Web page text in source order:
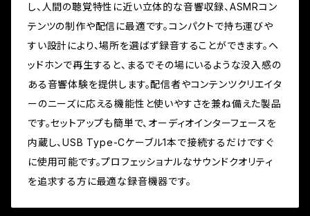
し、人間の聴覚特性に近い立体的な音響収録、ASMRコン
テンツの制作や配信に最適です。コンパクトで持ち運びや
すい設計により、場所を選ばず録音することができます。ヘ
ッドホンで再生すると、まるでその場にいるような没入感の
ある音響体験を提供します。配信者やコンテンツクリエイタ
ーのニーズに応える機能性と使いやすさを兼ね備えた製品
です。セットアップも簡単で、オーディオインターフェースを
内蔵し、USB Type-Cケーブル1本で接続するだけですぐ
に使用可能です。プロフェッショナルなサウンドクオリティ
を追求する方に最適な録音機器です。